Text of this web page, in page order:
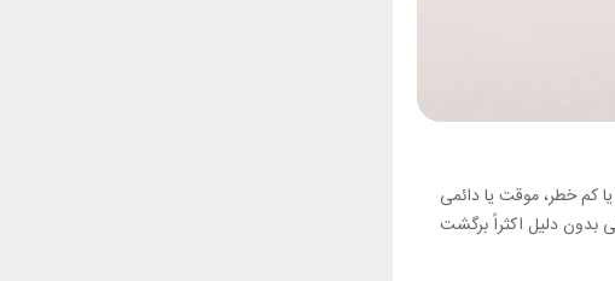
خطر، موقت یا دائمی
بدون دلیل اکثراً برگشت